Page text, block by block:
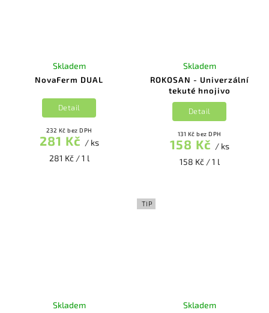
NovaFerm DUAL
Skladem
232 Kč bez DPH
281 Kč / ks
281 Kč / 1 l
Detail
ROKOSAN - Univerzální
tekuté hnojivo
Skladem
131 Kč bez DPH
158 Kč / ks
158 Kč / 1 l
Detail
Skladem
TIP
Skladem